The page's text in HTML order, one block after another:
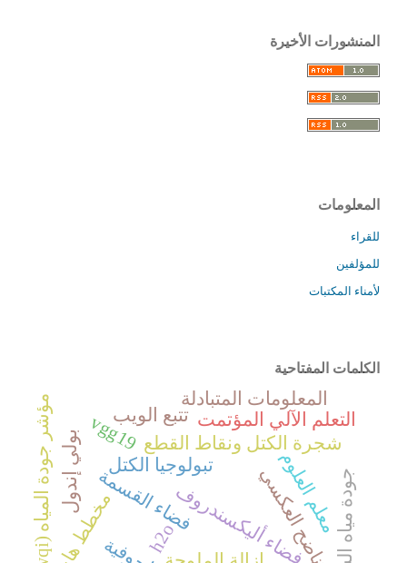
المنشورات الأخيرة
المعلومات
للقراء
للمؤلفين
لأمناء المكتبات
الكلمات المفتاحية
تبولوجيا الكتل
فضاء أليكسندروففضاء القسمةمخطط هاس
شجرة الكتل ونقاط القطع
التناضح العكسي م
) التعلم الآلي المؤتمت vgg19
المعلومات المتبادلة
h2o
معلم العلوم بولي إندول
تتبع الويب